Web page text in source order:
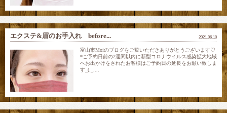
2021.06.10
エクステ&眉のお手入れ before...
富山市Moiのブログをご覧いただきありがとうございます♡
*ご予約日前の2週間以内に新型コロナウイルス感染拡大地域
へお出かけをされたお客様はご予約日の延長をお願い致しま
す_(._....